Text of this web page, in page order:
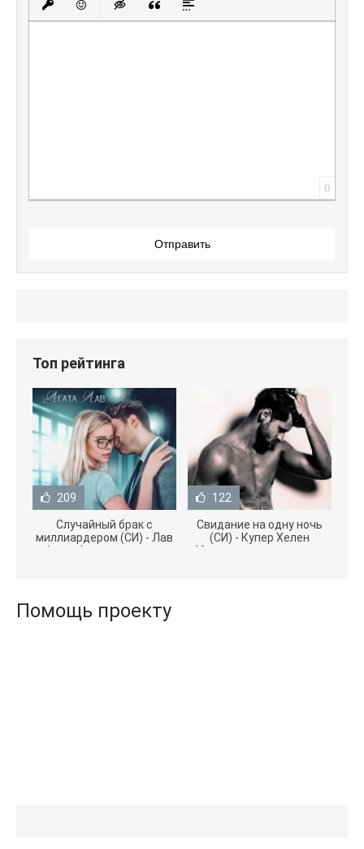
Вставить защищенную ссылку
Вставить смайлик
Вставка скрытого текста
Вставка цитаты
Вставка спойлера
0
Отправить
Топ рейтинга
209
Случайный брак с
миллиардером (СИ) - Лав
Агата (полная версия
122
Свидание на одну ночь
(СИ) - Купер Хелен
(бесплатные серии книг
Помощь проекту